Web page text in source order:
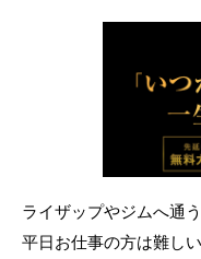
ライザップやジムへ通
平日お仕事の方は難しい